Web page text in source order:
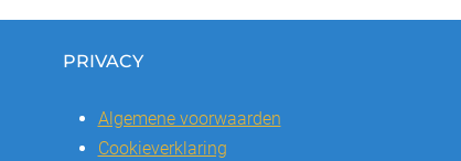
PRIVACY
Algemene voorwaarden
Cookieverklaring